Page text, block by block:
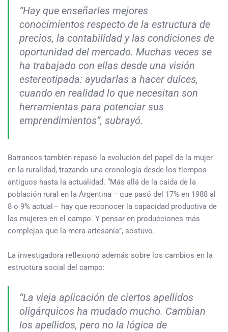
“Hay que enseñarles mejores
conocimientos respecto de la estructura de
precios, la contabilidad y las condiciones de
oportunidad del mercado. Muchas veces se
ha trabajado con ellas desde una visión
estereotipada: ayudarlas a hacer dulces,
cuando en realidad lo que necesitan son
herramientas para potenciar sus
emprendimientos”, subrayó.
Barrancos también repasó la evolución del papel de la mujer
en la ruralidad, trazando una cronología desde los tiempos
antiguos hasta la actualidad. “Más allá de la caída de la
población rural en la Argentina —que pasó del 17% en 1988 al
8 o 9% actual— hay que reconocer la capacidad productiva de
las mujeres en el campo. Y pensar en producciones más
complejas que la mera artesanía”, sostuvo.
La investigadora reflexionó además sobre los cambios en la
estructura social del campo:
“La vieja aplicación de ciertos apellidos
oligárquicos ha mudado mucho. Cambian
los apellidos, pero no la lógica de